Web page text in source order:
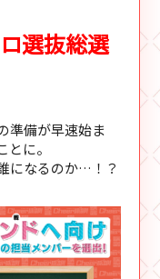
選抜総選
準備が早速始ま
に。
になるのか…！？